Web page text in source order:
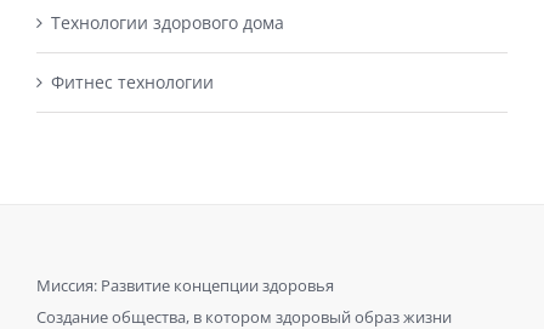
Технологии здорового дома
Фитнес технологии
Миссия: Развитие концепции здоровья
Создание общества, в котором здоровый образ жизни